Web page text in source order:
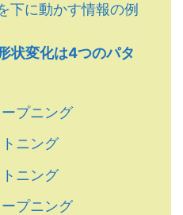
下に動かす情報の例
状変化は4つのパタ
プニング
ニング
ニング
プニング